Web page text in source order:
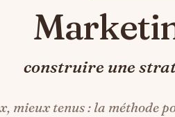
construire une
mieux tenus : la méthode